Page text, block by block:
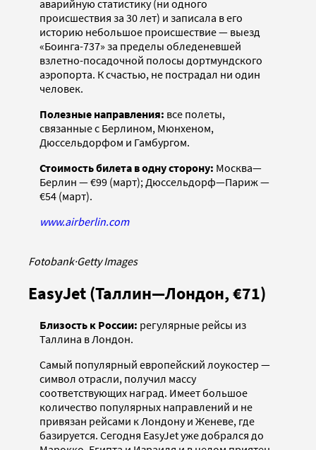
аварийную статистику (ни одного
происшествия за 30 лет) и записала в его
историю небольшое происшествие — выезд
«Боинга-737» за пределы обледеневшей
взлетно-посадочной полосы дортмундского
аэропорта. К счастью, не пострадал ни один
человек.
Полезные направления: все полеты,
связанные с Берлином, Мюнхеном,
Дюссельдорфом и Гамбургом.
Стоимость билета в одну сторону: Москва—
Берлин — €99 (март); Дюссельдорф—Париж —
€54 (март).
www.airberlin.com
Fotobank·Getty Images
EasyJet (Таллин—Лондон, €71)
Близость к России: регулярные рейсы из
Таллина в Лондон.
Самый популярный европейский лоукостер —
символ отрасли, получил массу
соответствующих наград. Имеет большое
количество популярных направлений и не
привязан рейсами к Лондону и Женеве, где
базируется. Сегодня EasyJet уже добрался до